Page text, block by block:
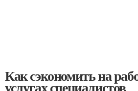
Как сэкономить на